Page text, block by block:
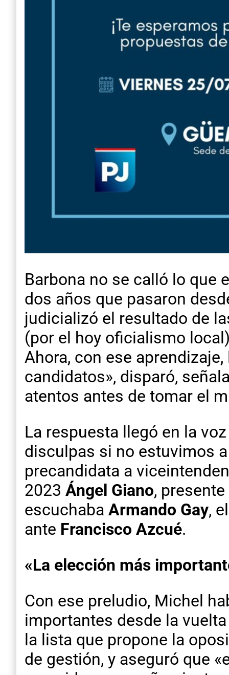
Barbona no se calló lo que
dos años que pasaron
judicializó el resultado de
(por el hoy oficialismo
Ahora, con ese
candidatos», disparó,
atentos antes de tomar el
La respuesta llegó en la
disculpas si no estuvimos
precandidata a
2023 Ángel Giano,
escuchaba Armando Gay,
ante Francisco Azcué.
«La elección más
Con ese preludio, Michel
importantes desde la
la lista que propone la
de gestión, y aseguró que